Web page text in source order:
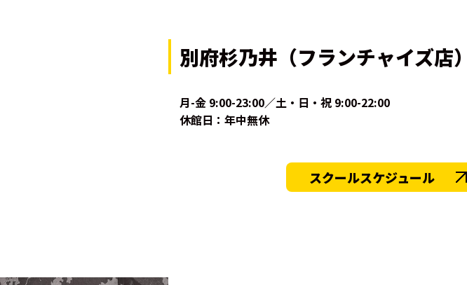
別府杉乃井（フランチャイズ店）
月-金 9:00-23:00／土・日・祝 9:00-22:00
休館日：年中無休
スクールスケジュール